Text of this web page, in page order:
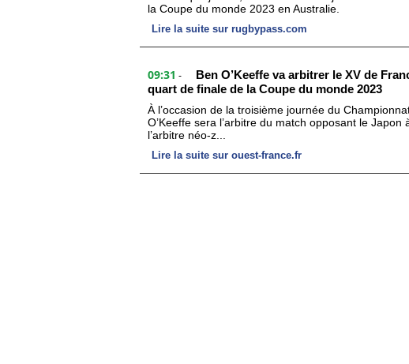
la Coupe du monde 2023 en Australie.
Lire la suite sur rugbypass.com
09:31 -
Ben O’Keeffe va arbitrer le XV de
quart de finale de la Coupe du monde 2023
À l’occasion de la troisième journée du
O’Keeffe sera l’arbitre du match opposant le
l’arbitre néo-z...
Lire la suite sur ouest-france.fr